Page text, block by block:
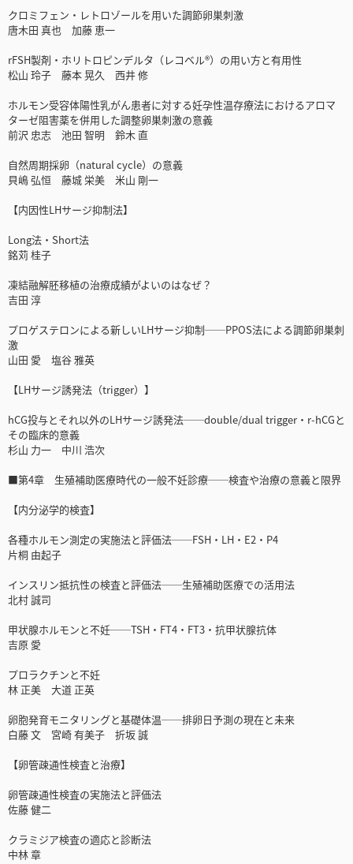
クロミフェン・レトロゾールを用いた調節卵巣刺激
唐木田 真也 加藤 恵一
rFSH製剤・ホリトロピンデルタ（レコベル®）の用い方と有用性
松山 玲子 藤本 晃久 西井 修
ホルモン受容体陽性乳がん患者に対する妊孕性温存療法におけるアロマ
ターゼ阻害薬を併用した調整卵巣刺激の意義
前沢 忠志 池田 智明 鈴木 直
自然周期採卵（natural cycle）の意義
貝嶋 弘恒 藤城 栄美 米山 剛一
【内因性LHサージ抑制法】
Long法・Short法
銘苅 桂子
凍結融解胚移植の治療成績がよいのはなぜ？
吉田 淳
プロゲステロンによる新しいLHサージ抑制──PPOS法による調節卵巣刺
激
山田 愛 塩谷 雅英
【LHサージ誘発法（trigger）】
hCG投与とそれ以外のLHサージ誘発法──double/dual trigger・r-hCGと
その臨床的意義
杉山 力一 中川 浩次
■第4章 生殖補助医療時代の一般不妊診療──検査や治療の意義と限界
【内分泌学的検査】
各種ホルモン測定の実施法と評価法──FSH・LH・E2・P4
片桐 由起子
インスリン抵抗性の検査と評価法──生殖補助医療での活用法
北村 誠司
甲状腺ホルモンと不妊──TSH・FT4・FT3・抗甲状腺抗体
吉原 愛
プロラクチンと不妊
林 正美 大道 正英
卵胞発育モニタリングと基礎体温──排卵日予測の現在と未来
白藤 文 宮崎 有美子 折坂 誠
【卵管疎通性検査と治療】
卵管疎通性検査の実施法と評価法
佐藤 健二
クラミジア検査の適応と診断法
中林 章